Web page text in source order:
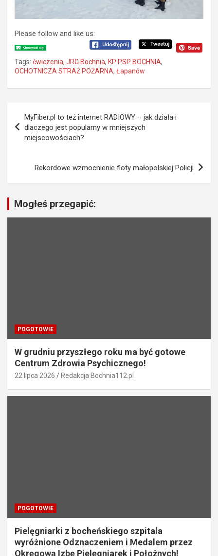
Please follow and like us:
Tags: ćwiczenia, JRG Bochnia, KP PSP BOCHNIA,
OCHOTNICZA STRAŻ POŻARNA, Łapanów
i
a
j
MyFiber.pl to też internet RADIOWY – jak działa i
dlaczego jest popularny w mniejszych
miejscowościach?
Rekordowe wzmocnienie floty małopolskiej Policji
Mogłeś przegapić:
POGOTOWIE
W grudniu przyszłego roku ma być gotowe
Centrum Zdrowia Psychicznego!
22 lipca 2026 Redakcja Bochnia112.pl
POGOTOWIE
Pielęgniarki z bocheńskiego szpitala
wyróżnione Odznaczeniem i Medalem przez
Okręgową Izbę Pielęgniarek i Położnych!